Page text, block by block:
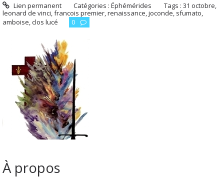
Lien permanent Catégories :Éphémérides Tags :31 octobre,
leonard de vinci,francois premier,renaissance,joconde, sfumato,
amboise,clos lucé 0
À propos